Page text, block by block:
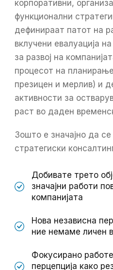
корпоративни,
функционални
дефинираат патот на
вклучени евалуација
за развој на
процесот на
презицен и мерлив) и
активности за
раст во даден
Зошто е значајно да
стратегиски
Добивате трето
значајни работи
компанијата
Нова независна
ние немаме личен
Фокусирано
перцепција како